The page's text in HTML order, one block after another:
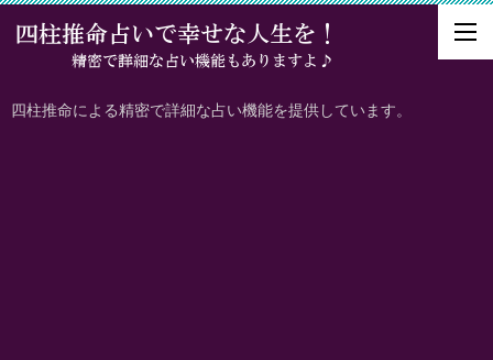
四柱推命による精密で詳細な占い機能を提供しています。